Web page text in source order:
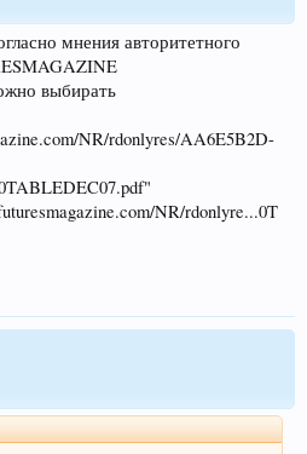
мнения авторитетного
выбирать
NR/rdonlyres/AA6E5B2D-
NR/rdonlyre...0T